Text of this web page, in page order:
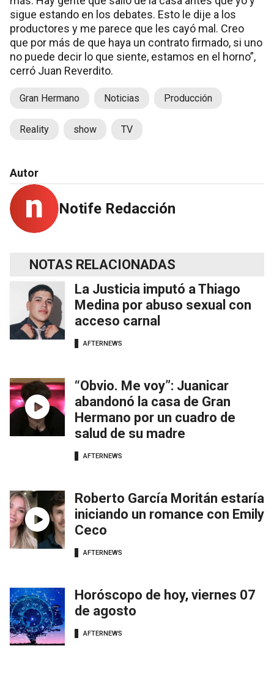
sigue estando en los debates. Esto le dije a los
productores y me parece que les cayó mal. Creo
que por más de que haya un contrato firmado, si uno
no puede decir lo que siente, estamos en el horno”,
cerró Juan Reverdito.
Gran Hermano Noticias Producción
Reality show TV
Autor
Notife Redacción
NOTAS RELACIONADAS
La Justicia imputó a Thiago
Medina por abuso sexual con
acceso carnal
AFTERNEWS
“Obvio. Me voy”: Juanicar
abandonó la casa de Gran
Hermano por un cuadro de
salud de su madre
AFTERNEWS
Roberto García Moritán estaría
iniciando un romance con Emily
Ceco
AFTERNEWS
Horóscopo de hoy, viernes 07
de agosto
AFTERNEWS